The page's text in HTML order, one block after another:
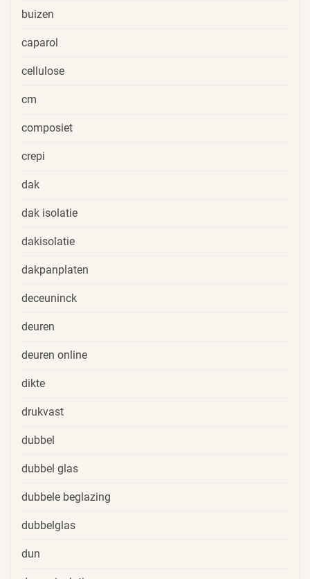
buizen
caparol
cellulose
cm
composiet
crepi
dak
dak isolatie
dakisolatie
dakpanplaten
deceuninck
deuren
deuren online
dikte
drukvast
dubbel
dubbel glas
dubbele beglazing
dubbelglas
dun